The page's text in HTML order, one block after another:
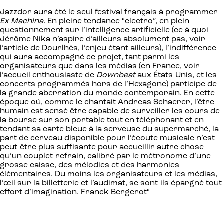
Jazzdor aura été le seul festival français à programmer
Ex Machina. En pleine tendance “electro”, en plein
questionnement sur l’intelligence artificielle (ce à quoi
Jérôme Nika n’aspire d’ailleurs absolument pas, voir
l’article de Dourlhès, l’enjeu étant ailleurs), l’indifférence
qui aura accompagné ce projet, tant parmi les
organisateurs que dans les médias (en France, voir
l’accueil enthousiaste de Downbeataux États-Unis, et les
concerts programmés hors de l’Hexagone) participe de
la grande aberration du monde contemporain. En cette
époque où, comme le chantait Andreas Schaerer, l’être
humain est sensé être capable de surveiller les cours de
la bourse sur son portable tout en téléphonant et en
tendant sa carte bleue à la serveuse du supermarché, la
part de cerveau disponible pour l’écoute musicale n’est
peut-être plus suffisante pour accueillir autre chose
qu’un couplet-refrain, calibré par le métronome d’une
grosse caisse, des mélodies et des harmonies
élémentaires. Du moins les organisateurs et les médias,
l’œil sur la billetterie et l’audimat, se sont-ils épargné tout
effort d’imagination. Franck Bergerot“